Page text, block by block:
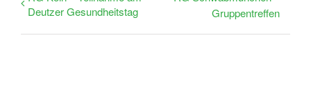
Deutzer Gesundheitstag
Gruppentreffen